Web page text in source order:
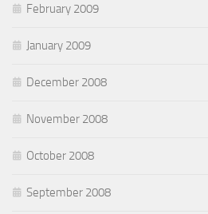
February 2009
January 2009
December 2008
November 2008
October 2008
September 2008